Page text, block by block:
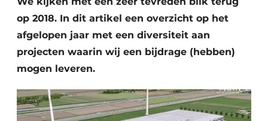
Podcasts
Privacy / Cookie statement
story metadata
Vacature aanmelden
Vacatures
Video’s
Glas
Modulair bouwen
op 2018. In dit artikel een overzicht op het
afgelopen jaar met een diversiteit aan
projecten waarin wij een bijdrage (hebben)
mogen leveren.